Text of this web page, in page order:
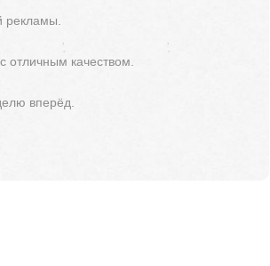
рекламы.
отличным качеством.
вперёд.